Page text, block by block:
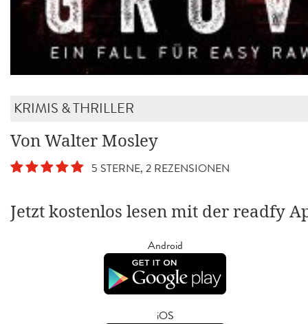
KRIMIS & THRILLER
Von Walter Mosley
5 STERNE, 2 REZENSIONEN
Jetzt kostenlos lesen mit der readfy
Android
iOS